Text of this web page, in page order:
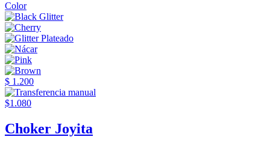
Color
$ 1.200
$1.080
Choker Joyita